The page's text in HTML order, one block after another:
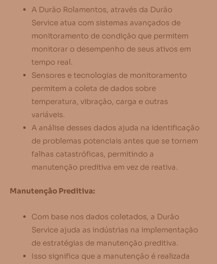
A Durão Rolamentos, através da Durão
Service atua com sistemas avançados de
monitoramento de condição que permitem
monitorar o desempenho de seus ativos em
tempo real.
Sensores e tecnologias de monitoramento
permitem a coleta de dados sobre
temperatura, vibração, carga e outras
variáveis.
A análise desses dados ajuda na identificação
de problemas potenciais antes que se tornem
falhas catastróficas, permitindo a
manutenção preditiva em vez de reativa.
Manutenção Preditiva:
Com base nos dados coletados, a Durão
Service ajuda as indústrias na implementação
de estratégias de manutenção preditiva.
Isso significa que a manutenção é realizada